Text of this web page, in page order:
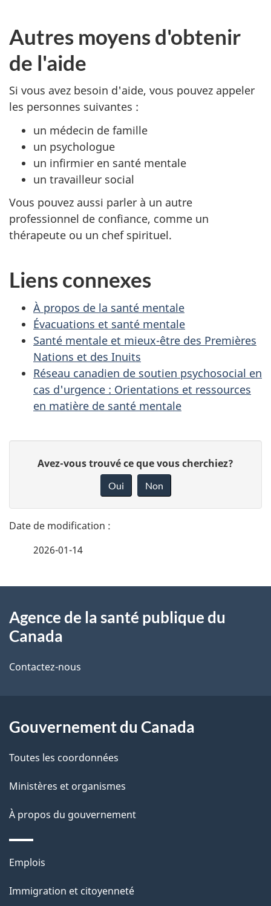
Autres moyens d'obtenir
de l'aide
Si vous avez besoin d'aide, vous pouvez appeler
les personnes suivantes :
un médecin de famille
un psychologue
un infirmier en santé mentale
un travailleur social
Vous pouvez aussi parler à un autre
professionnel de confiance, comme un
thérapeute ou un chef spirituel.
Liens connexes
À propos de la santé mentale
Évacuations et santé mentale
Santé mentale et mieux-être des Premières
Nations et des Inuits
Réseau canadien de soutien psychosocial en
cas d'urgence : Orientations et ressources
en matière de santé mentale
t
a
l
s
d
e
p
a
g
e
n
o
t
r
r
r
a
c
i
o
n
s
u
Avez-vous trouvé ce que vous cherchiez?
Oui Non
2026-01-14
propos
ce
Agence de la santé publique du
Canada
Contactez-nous
Gouvernement du Canada
Toutes les coordonnées
Ministères et organismes
À propos du gouvernement
Thèmes
sujets
Emplois
Immigration et citoyenneté